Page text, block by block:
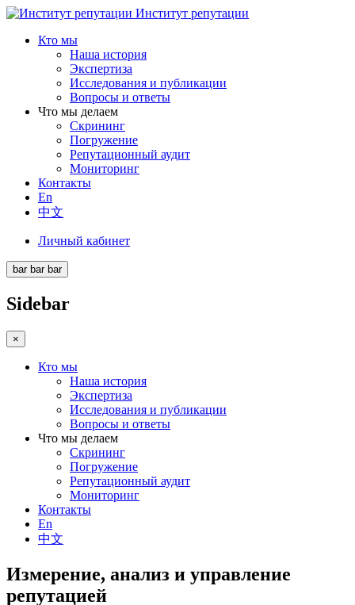
Институт репутации
Кто мы
Наша история
Экспертиза
Исследования и публикации
Вопросы и ответы
Что мы делаем
Скрининг
Погружение
Репутационный аудит
Мониторинг
Контакты
En
中文
Личный кабинет
bar bar bar
Sidebar
×
Кто мы
Наша история
Экспертиза
Исследования и публикации
Вопросы и ответы
Что мы делаем
Скрининг
Погружение
Репутационный аудит
Мониторинг
Контакты
En
中文
Измерение, анализ и управление
репутацией